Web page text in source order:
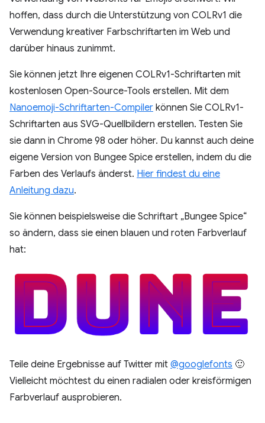
hoffen, dass durch die Unterstützung von COLRv1 die
Verwendung kreativer Farbschriftarten im Web und
darüber hinaus zunimmt.
Sie können jetzt Ihre eigenen COLRv1-Schriftarten mit
kostenlosen Open-Source-Tools erstellen. Mit dem
Nanoemoji-Schriftarten-Compiler können Sie COLRv1-
Schriftarten aus SVG-Quellbildern erstellen. Testen Sie
sie dann in Chrome 98 oder höher. Du kannst auch deine
eigene Version von Bungee Spice erstellen, indem du die
Farben des Verlaufs änderst. Hier findest du eine
Anleitung dazu.
Sie können beispielsweise die Schriftart „Bungee Spice“
so ändern, dass sie einen blauen und roten Farbverlauf
hat:
Teile deine Ergebnisse auf Twitter mit @googlefonts 🙂
Vielleicht möchtest du einen radialen oder kreisförmigen
Farbverlauf ausprobieren.